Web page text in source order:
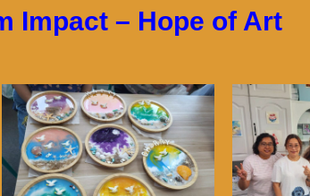
Impact – Hope of Art